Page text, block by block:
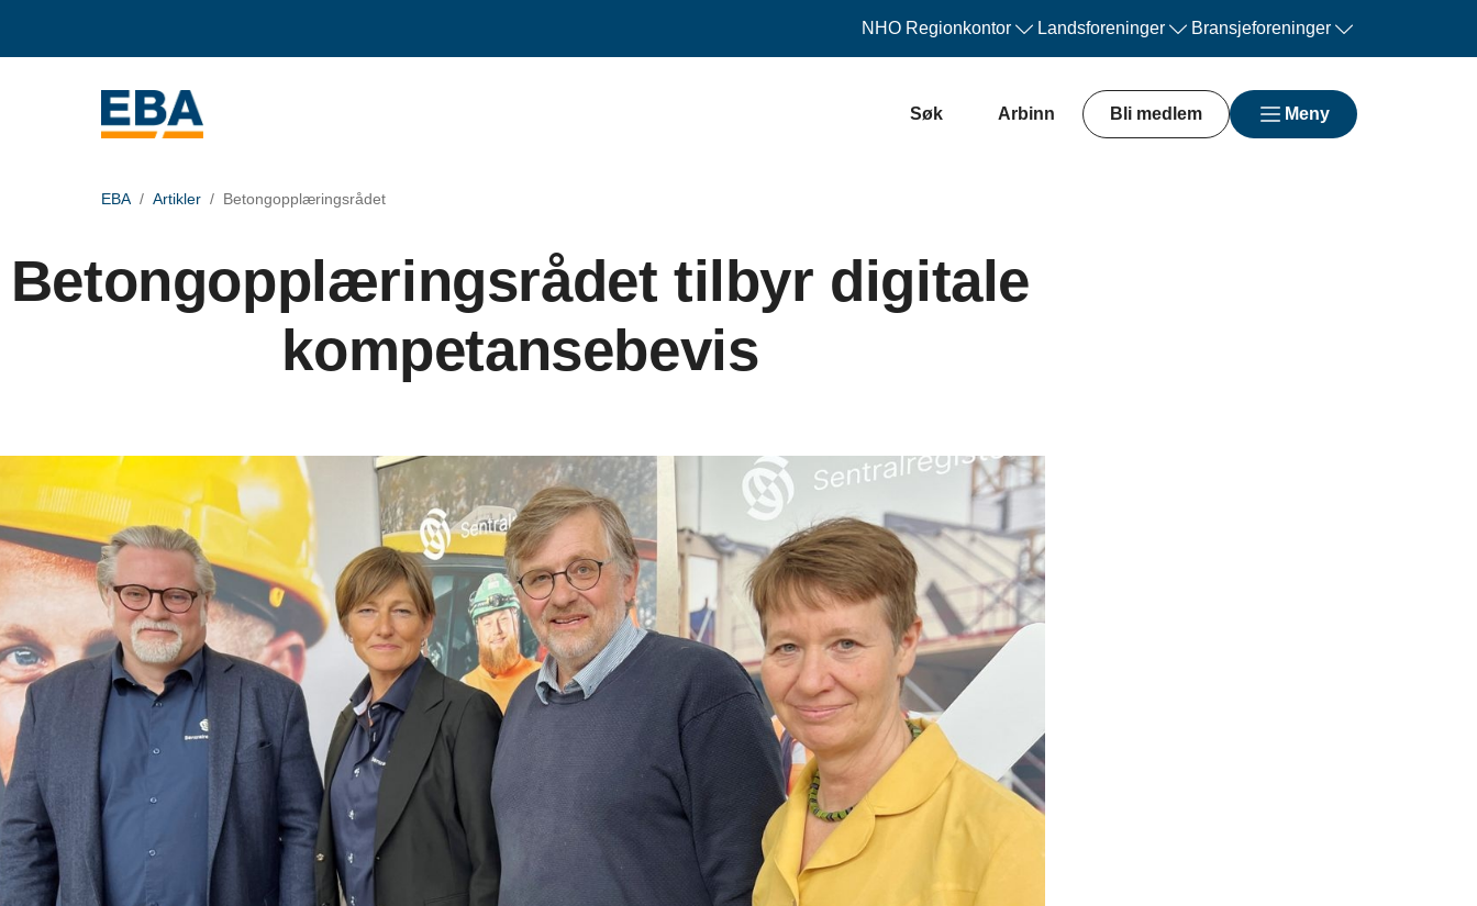
NHO Regionkontor Landsforeninger Bransjeforeninger
Søk Arbinn Bli medlem Meny
EBA Artikler Betongopplæringsrådet
Betongopplæringsrådet tilbyr digitale
kompetansebevis